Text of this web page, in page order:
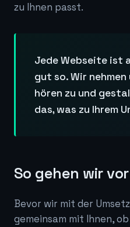
zu Ihnen passt.
Jede Webseite ist
gut so. Wir
hören zu und
das, was zu Ihrem
So gehen wir vor
Bevor wir mit der
gemeinsam mit Ihnen,